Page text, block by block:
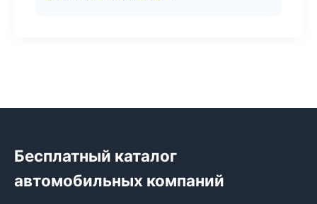
Бесплатный каталог
автомобильных компаний